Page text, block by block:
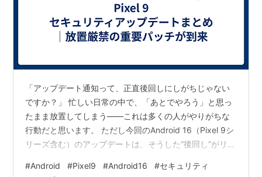
「アップデート通知って、正直後回しにしがちじゃない
ですか？」 忙しい日常の中で、「あとでやろう」と思っ
たまま放置してしまう——これは多くの人がやりがちな
行動だと思います。 ただし今回のAndroid 16（Pixel 9シ
リーズ含む）のアップデートは、そうした“後回し”がリス
今すぐ更新すべきなのかを、生活への影響という視点で
#Android #Pixel9 #Android16 #セキュリティ